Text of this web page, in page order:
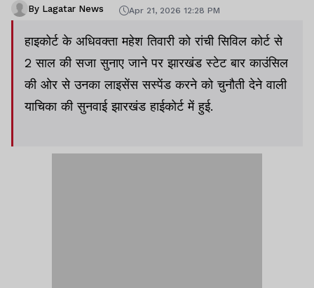
By Lagatar News Apr 21, 2026 12:28 PM
हाइकोर्ट के अधिवक्ता महेश तिवारी को रांची सिविल कोर्ट से
2 साल की सजा सुनाए जाने पर झारखंड स्टेट बार काउंसिल
की ओर से उनका लाइसेंस सस्पेंड करने को चुनौती देने वाली
याचिका की सुनवाई झारखंड हाईकोर्ट में हुई.